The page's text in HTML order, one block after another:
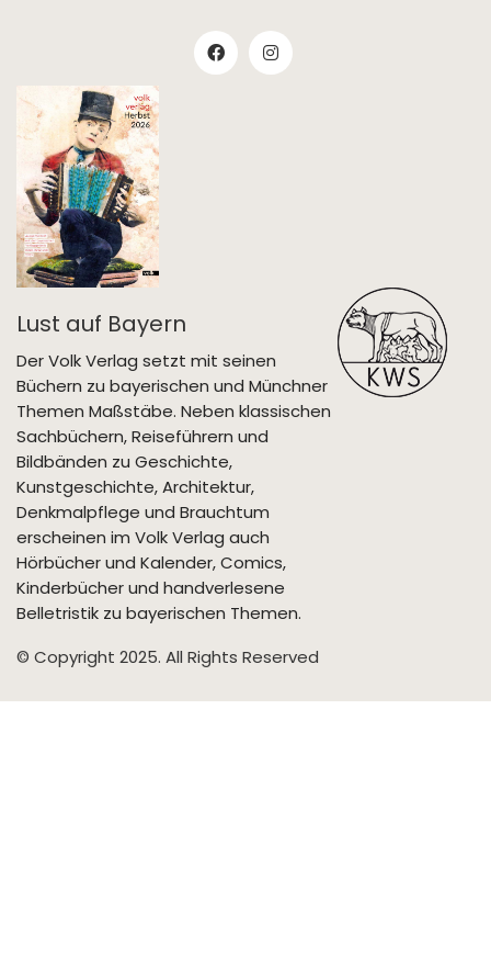
Lust auf Bayern
Der Volk Verlag setzt mit seinen
Büchern zu bayerischen und Münchner
Themen Maßstäbe. Neben klassischen
Sachbüchern, Reiseführern und
Bildbänden zu Geschichte,
Kunstgeschichte, Architektur,
Denkmalpflege und Brauchtum
erscheinen im Volk Verlag auch
Hörbücher und Kalender, Comics,
Kinderbücher und handverlesene
Belletristik zu bayerischen Themen.
© Copyright 2025. All Rights Reserved